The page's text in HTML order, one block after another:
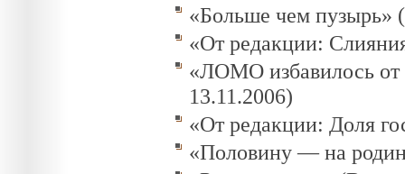
«Больше чем пузырь»
«От редакции:
«ЛОМО избавилось от
13.11.2006)
«От редакции: Доля
«Половину — на